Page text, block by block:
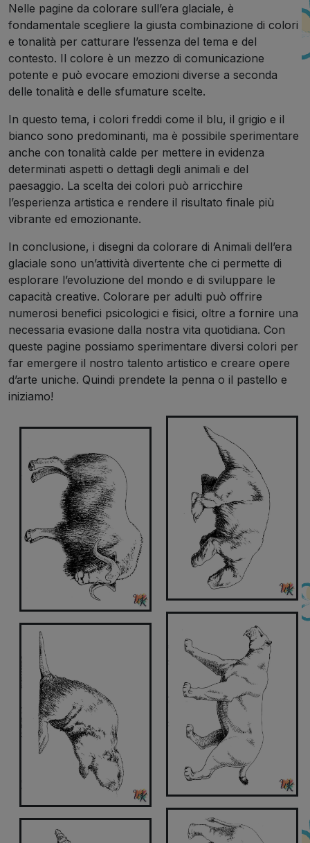
Nelle pagine da colorare sull’era glaciale, è
fondamentale scegliere la giusta combinazione di colori
e tonalità per catturare l’essenza del tema e del
contesto. Il colore è un mezzo di comunicazione
potente e può evocare emozioni diverse a seconda
delle tonalità e delle sfumature scelte.
In questo tema, i colori freddi come il blu, il grigio e il
bianco sono predominanti, ma è possibile sperimentare
anche con tonalità calde per mettere in evidenza
determinati aspetti o dettagli degli animali e del
paesaggio. La scelta dei colori può arricchire
l’esperienza artistica e rendere il risultato finale più
vibrante ed emozionante.
In conclusione, i disegni da colorare di Animali dell’era
glaciale sono un’attività divertente che ci permette di
esplorare l’evoluzione del mondo e di sviluppare le
capacità creative. Colorare per adulti può offrire
numerosi benefici psicologici e fisici, oltre a fornire una
necessaria evasione dalla nostra vita quotidiana. Con
queste pagine possiamo sperimentare diversi colori per
far emergere il nostro talento artistico e creare opere
d’arte uniche. Quindi prendete la penna o il pastello e
iniziamo!